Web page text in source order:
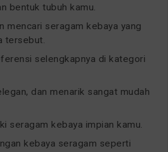
bentuk tubuh kamu.
mencari seragam kebaya yang
tersebut.
selengkapnya di kategori
dan menarik sangat mudah
seragam kebaya impian kamu.
kebaya seragam seperti